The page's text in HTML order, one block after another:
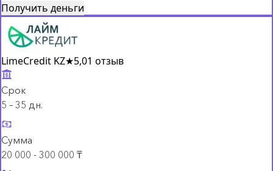
Получить деньги
LimeCredit KZ★5,01 отзыв
Срок
5 – 35 дн.
Сумма
20 000 - 300 000 ₸